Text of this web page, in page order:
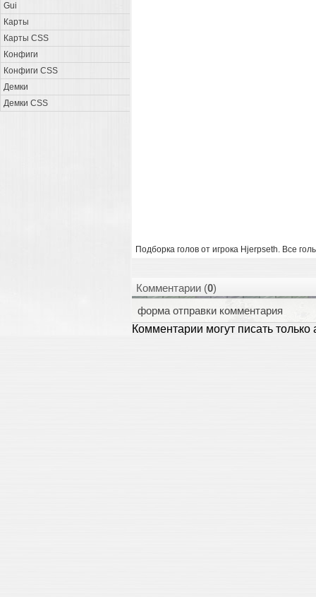
Gui
Карты
Карты CSS
Конфиги
Конфиги CSS
Демки
Демки CSS
Подборка голов от игрока Hjerpseth. Все
Комментарии (0)
форма отправки комментария
Комментарии могут писать